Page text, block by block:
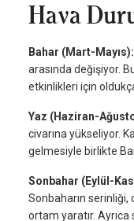
Hava
Bahar (Mart-Mayıs):
arasında değişiyor.
etkinlikleri için
Yaz (Haziran-
civarına yükseliyor.
gelmesiyle birlikte
Sonbahar (Eylül-
Sonbaharın
ortam yaratır.